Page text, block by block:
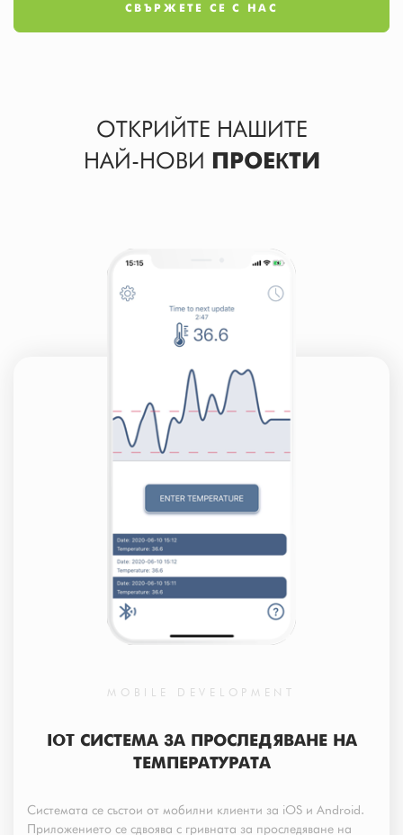
СВЪРЖЕТЕ СЕ С НАС
ОТКРИЙТЕ НАШИТЕ
НАЙ-НОВИ ПРОЕКТИ
MOBILE DEVELOPMENT
IOT СИСТЕМА ЗА ПРОСЛЕДЯВАНЕ НА
ТЕМПЕРАТУРАТА
Системата се състои от мобилни клиенти за iOS и Android.
Приложението се сдвоява с гривната за проследяване на